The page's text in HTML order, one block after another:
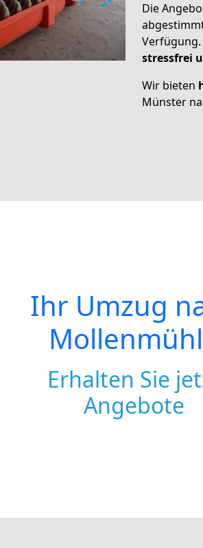
Die
stressfrei
Wir bieten
Münster
Ihr Umzug
Erhalten Sie
Angebote